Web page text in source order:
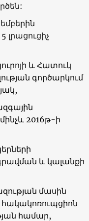
լրացուցիչ
և Հատուկ
գործարկում
2016թ-ի
և կալանքի
մասին
համար,